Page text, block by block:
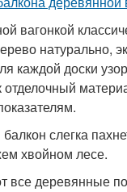
вагонкой
натурально,
каждой доски
отделочный
слегка
хвойном лесе.
все деревянные